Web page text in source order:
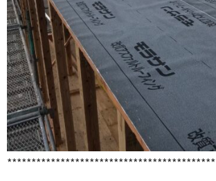
*******************************************